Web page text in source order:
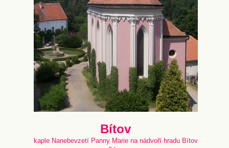
Bítov
kaple Nanebevzetí Panny Marie na nádvoří hradu Bítov